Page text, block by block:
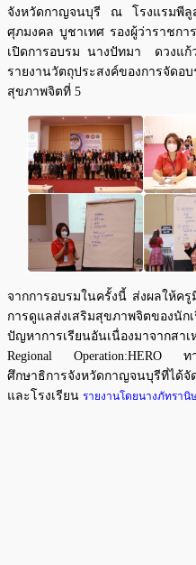
จังหวัดกาญจนบุรี ณ โรงแรมพีลู
ศุภมงคล บูชาเทศ รองผู้ว่าราชก
เปิดการอบรม นางปัทมา ดวงแก้
รายงานวัตถุประสงค์ของการจัด
สุขภาพจิตที่ 5
จากการอบรมในครั้งนี้ ส่งผลให้ครู
การดูแลส่งเสริมสุขภาพจิตของนัก
ปัญหาการเรียนอันเนื่องมาจากสาเ
Regional Operation:HERO ท
ศึกษาธิการจังหวัดกาญจนบุรีที่ได้
และโรงเรียน รายงานโดยนางภัทรา